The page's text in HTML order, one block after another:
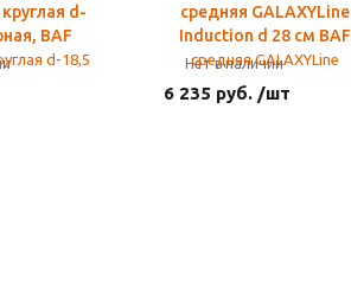
d-
BAF
средняя GALAXYLine
Induction d 28 см BAF
Нет в наличии
6 235 руб. /шт